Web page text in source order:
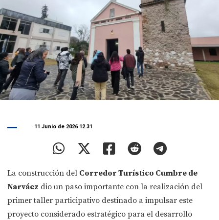
11 Junio de 2026 12.31
La construcción del Corredor Turístico Cumbre de
Narváez dio un paso importante con la realización del
primer taller participativo destinado a impulsar este
proyecto considerado estratégico para el desarrollo